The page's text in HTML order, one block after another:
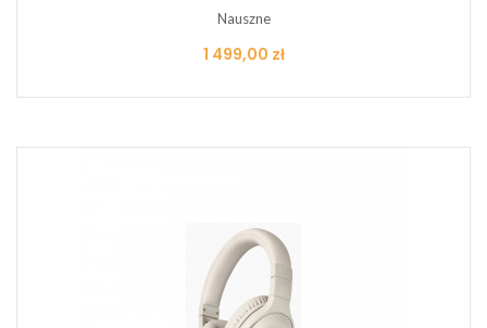
Nauszne
Cena
1 499,00 zł